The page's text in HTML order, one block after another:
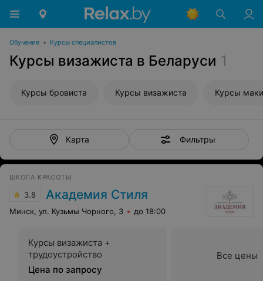
Обучение • Курсы специалистов
Курсы визажиста в Беларуси 1
Курсы бровиста Курсы визажиста Курсы
Карта Фильтры
ШКОЛА КРАСОТЫ
3.8 Академия Стиля
Минск, ул. Кузьмы Чорного, 3 до 18:00
Курсы визажиста +
трудоустройство
Цена по запросу
Все цены